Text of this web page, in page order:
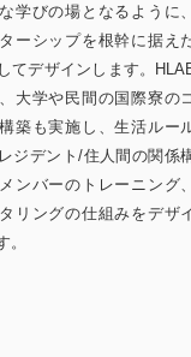
学びの場となるように、
ーシップを根幹に据え
てデザインします。
大学や民間の国際寮の
築も実施し、生活ルー
ジデント/住人間の関係
ンバーのトレーニング、
リングの仕組みをデザ
。